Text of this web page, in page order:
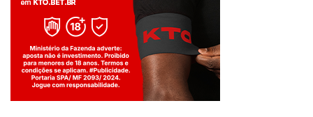
Jogue com responsabilidade. 18+